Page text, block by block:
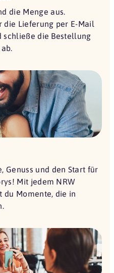
die Menge aus.
die Lieferung per E-Mail
schließe die Bestellung
Genuss und den Start für
Mit jedem NRW
du Momente, die in